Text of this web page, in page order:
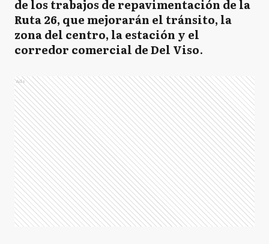
de los trabajos de repavimentación de la
Ruta 26, que mejorarán el tránsito, la
zona del centro, la estación y el
corredor comercial de Del Viso.
Ads